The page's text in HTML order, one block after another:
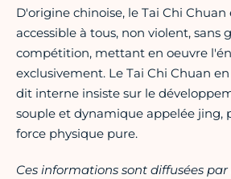
D'origine chinoise, le Tai Chi
accessible à tous, non violent, sans
compétition, mettant en oeuvre
exclusivement. Le Tai Chi Chuan
dit interne insiste sur le
souple et dynamique appelée jing,
force physique pure.
Ces informations sont diffusées